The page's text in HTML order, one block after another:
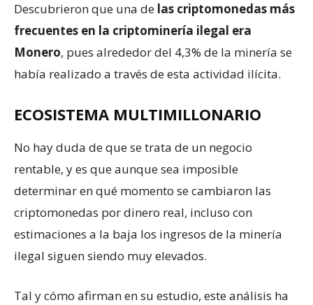
Descubrieron que una de las criptomonedas más
frecuentes en la criptominería ilegal era
Monero, pues alrededor del 4,3% de la minería se
había realizado a través de esta actividad ilícita.
ECOSISTEMA MULTIMILLONARIO
No hay duda de que se trata de un negocio
rentable, y es que aunque sea imposible
determinar en qué momento se cambiaron las
criptomonedas por dinero real, incluso con
estimaciones a la baja los ingresos de la minería
ilegal siguen siendo muy elevados.
Tal y cómo afirman en su estudio, este análisis ha